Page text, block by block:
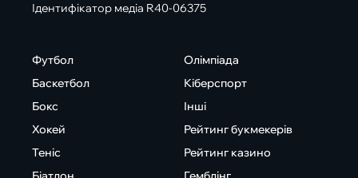
Ідентифікатор медіа R40-06375
Футбол
Баскетбол
Бокс
Хокей
Теніс
Олімпіада
Кіберспорт
Інші
Рейтинг букмекерів
Рейтинг казино